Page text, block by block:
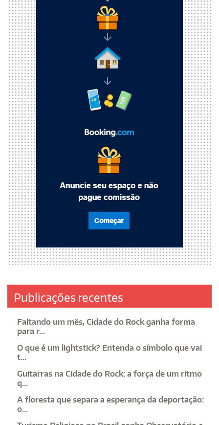
Publicações recentes
Faltando um mês, Cidade do Rock ganha forma
para r...
O que é um lightstick? Entenda o símbolo que vai
t...
Guitarras na Cidade do Rock: a força de um ritmo
q...
A floresta que separa a esperança da deportação:
o...